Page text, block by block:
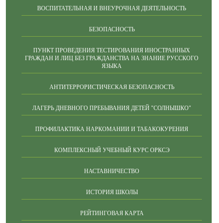
ВОСПИТАТЕЛЬНАЯ И ВНЕУРОЧНАЯ ДЕЯТЕЛЬНОСТЬ
БЕЗОПАСНОСТЬ
ПУНКТ ПРОВЕДЕНИЯ ТЕСТИРОВАНИЯ ИНОСТРАННЫХ
ГРАЖДАН И ЛИЦ БЕЗ ГРАЖДАНСТВА НА ЗНАНИЕ РУССКОГО
ЯЗЫКА
АНТИТЕРРОРИСТИЧЕСКАЯ БЕЗОПАСНОСТЬ
ЛАГЕРЬ ДНЕВНОГО ПРЕБЫВАНИЯ ДЕТЕЙ "СОЛНЫШКО"
ПРОФИЛАКТИКА НАРКОМАНИИ И ТАБАКОКУРЕНИЯ
КОМПЛЕКСНЫЙ УЧЕБНЫЙ КУРС ОРКСЭ
НАСТАВНИЧЕСТВО
ИСТОРИЯ ШКОЛЫ
РЕЙТИНГОВАЯ КАРТА